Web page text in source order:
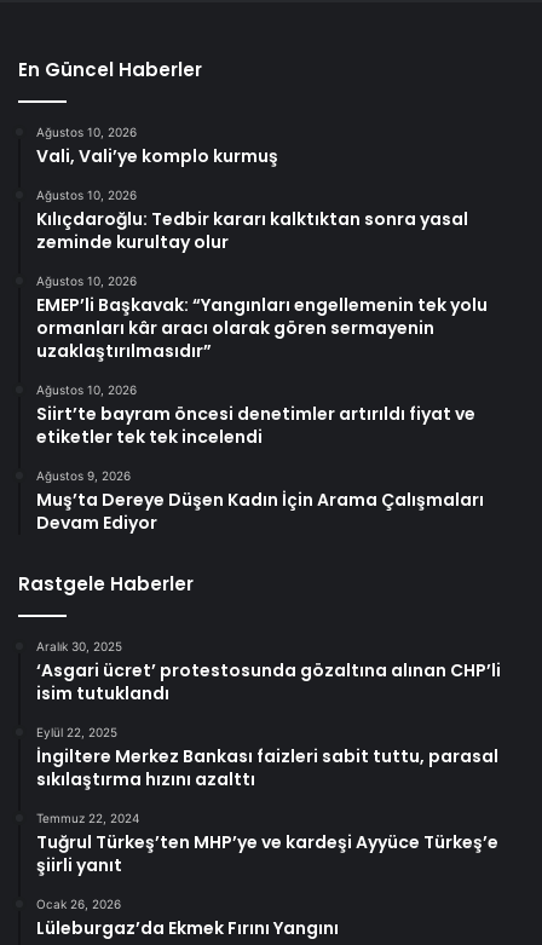
En Güncel Haberler
Ağustos 10, 2026
Vali, Vali’ye komplo kurmuş
Ağustos 10, 2026
Kılıçdaroğlu: Tedbir kararı kalktıktan sonra yasal
zeminde kurultay olur
Ağustos 10, 2026
EMEP’li Başkavak: “Yangınları engellemenin tek yolu
ormanları kâr aracı olarak gören sermayenin
uzaklaştırılmasıdır”
Ağustos 10, 2026
Siirt’te bayram öncesi denetimler artırıldı fiyat ve
etiketler tek tek incelendi
Ağustos 9, 2026
Muş’ta Dereye Düşen Kadın İçin Arama Çalışmaları
Devam Ediyor
Rastgele Haberler
Aralık 30, 2025
‘Asgari ücret’ protestosunda gözaltına alınan CHP’li
isim tutuklandı
Eylül 22, 2025
İngiltere Merkez Bankası faizleri sabit tuttu, parasal
sıkılaştırma hızını azalttı
Temmuz 22, 2024
Tuğrul Türkeş’ten MHP’ye ve kardeşi Ayyüce Türkeş’e
şiirli yanıt
Ocak 26, 2026
Lüleburgaz’da Ekmek Fırını Yangını